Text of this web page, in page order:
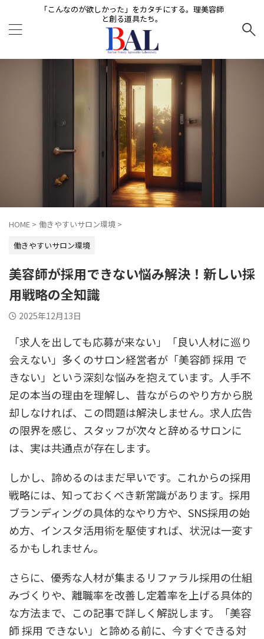
「こんなのが欲しかった」をカタチにする。理美容師
と創る道具たち。
HOME > 働きやすいサロン環境 >
働きやすいサロン環境
美容師が採用できない悩み解決！新しい採
用戦略の全知識
2025年12月13日
「求人を出しても応募が来ない」「良い人材に巡り
会えない」多くのサロン経営者が「美容師 採用 で
きない」という深刻な悩みを抱えています。人手不
足の本当の理由を理解し、昔ながらのやり方から脱
却しなければ、この問題は解決しません。求人広告
の限界を感じ、スタッフが次々と辞めるサロンに
は、実は共通点が存在します。
しかし、諦めるのはまだ早いです。これからの採用
戦略には、知っておくべき新常識があります。採用
ブランディングの具体的なやり方や、SNS採用の始
め方、インスタ活用術を駆使すれば、状況は一変す
るかもしれません。
さらに、優秀な人材が集まるリファラル採用の仕組
みづくりや、離職率を改善し定着率を上げる具体的
な方法まで、この記事で詳しく解説します。「美容
師 採用 できない」と諦める前に、今すぐできる対